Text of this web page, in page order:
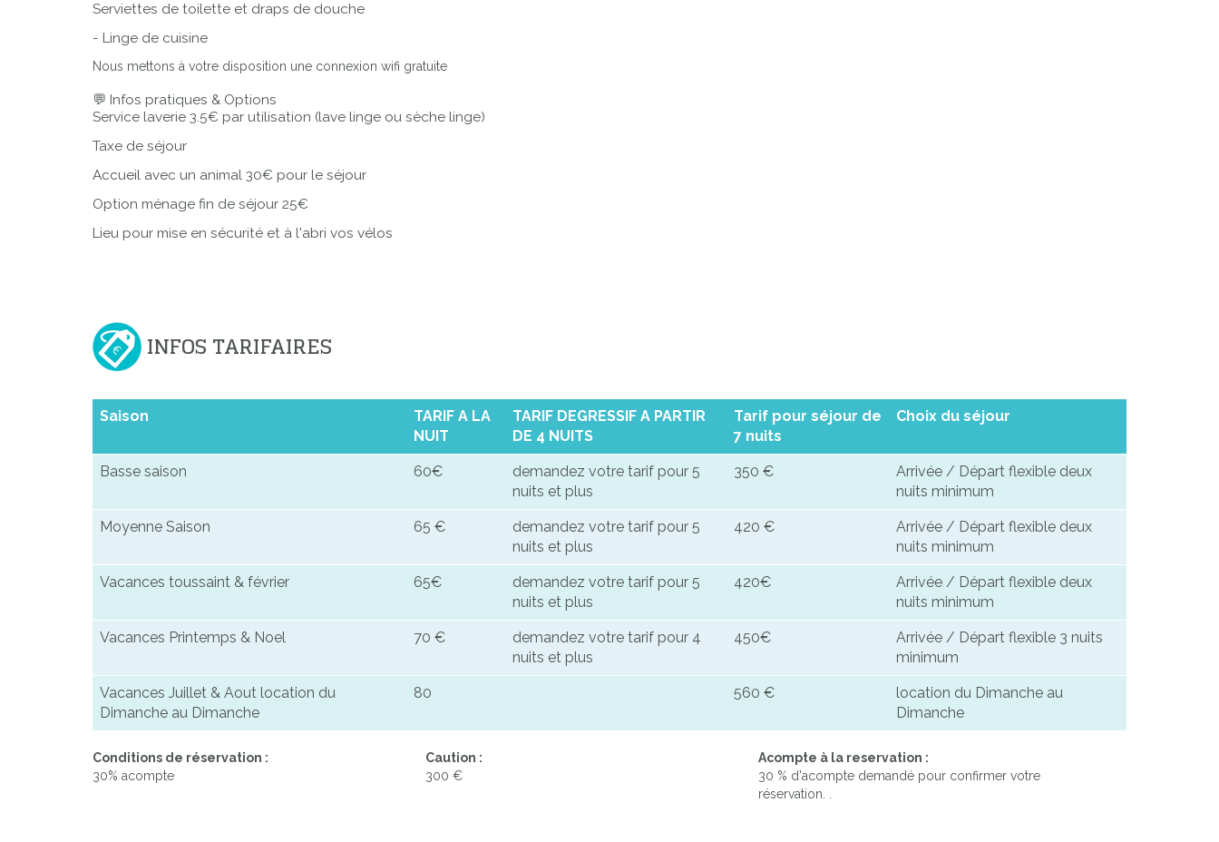
Serviettes de toilette et draps de douche
- Linge de cuisine
Nous mettons à votre disposition une connexion wifi gratuite
💬 Infos pratiques & Options
Service laverie 3.5€ par utilisation (lave linge ou sèche linge)
Taxe de séjour
Accueil avec un animal 30€ pour le séjour
Option ménage fin de séjour 25€
Lieu pour mise en sécurité et à l'abri vos vélos
INFOS TARIFAIRES
Saison
TARIF A LA
NUIT
TARIF DEGRESSIF A PARTIR
DE 4 NUITS
Tarif pour séjour de
7 nuits
Choix du séjour
Basse saison 60€
demandez votre tarif pour 5
nuits et plus
350 €
Arrivée / Départ flexible deux
nuits minimum
Moyenne Saison 65 €
demandez votre tarif pour 5
nuits et plus
420 €
Arrivée / Départ flexible deux
nuits minimum
Vacances toussaint & février 65€
demandez votre tarif pour 5
nuits et plus
420€
Arrivée / Départ flexible deux
nuits minimum
Vacances Printemps & Noel 70 €
demandez votre tarif pour 4
nuits et plus
450€
Arrivée / Départ flexible 3 nuits
minimum
Vacances Juillet & Aout location du
Dimanche au Dimanche
80 560 €
location du Dimanche au
Dimanche
Conditions de réservation :
30% acompte
Caution :
300 €
Acompte à la reservation :
30 % d'acompte demandé pour confirmer votre
réservation. .